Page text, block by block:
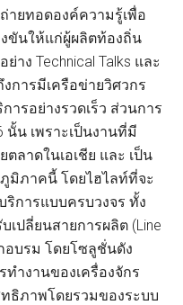
ยทอดองค์ความรู้เพื่อ
ขันให้แก่ผู้ผลิตท้องถิ่น
าง Technical Talks และ
งการมีเครือข่ายวิศวกร
ารอย่างรวดเร็ว ส่วนการ
นั้น เพราะเป็นงานที่มี
ลาดในเอเชีย และ เป็น
ภาคนี้ โดยไฮไลท์ที่จะ
การแบบครบวงจร ทั้ง
เปลี่ยนสายการผลิต (Line
อบรม โดยโซลูชั่นดัง
ำงานของเครื่องจักร
ธิภาพโดยรวมของระบบ